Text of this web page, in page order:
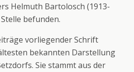
Helmuth Bartolosch (1913-
befunden.
vorliegender Schrift
bekannten Darstellung
Sie stammt aus der